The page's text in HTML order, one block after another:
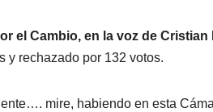
el Cambio, en la voz de Cristian
y rechazado por 132 votos.
mire, habiendo en esta